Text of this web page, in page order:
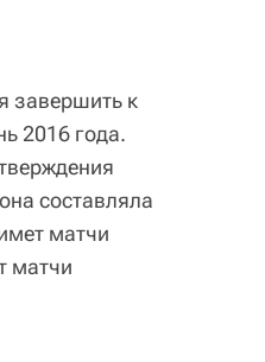
завершить к
2016 года.
составляла
матчи
матчи